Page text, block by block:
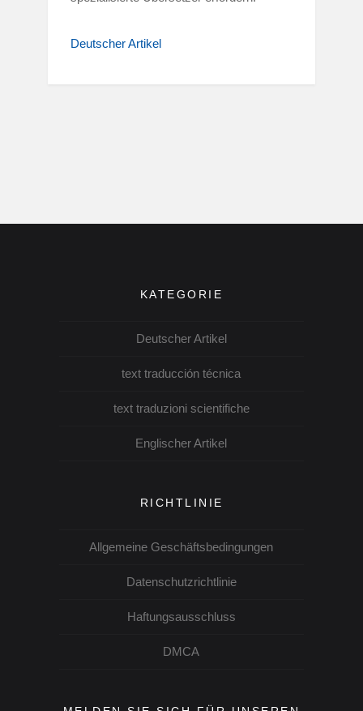
Deutscher Artikel
KATEGORIE
Deutscher Artikel
text traducción técnica
text traduzioni scientifiche
Englischer Artikel
RICHTLINIE
Allgemeine Geschäftsbedingungen
Datenschutzrichtlinie
Haftungsausschluss
DMCA